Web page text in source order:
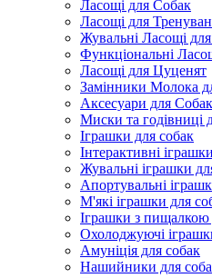
Ласощі для Собак
Ласощі для
Жувальні Ласощі
Функціональні
Ласощі для Цуценят
Замінники Молока
Аксесуари для Собак
Миски та годівниці
Іграшки для собак
Інтерактивні
Жувальні іграшки
Апортувальні
М'які іграшки для
Іграшки з пищалкою
Охолоджуючі
Амуніція для собак
Нашийники для